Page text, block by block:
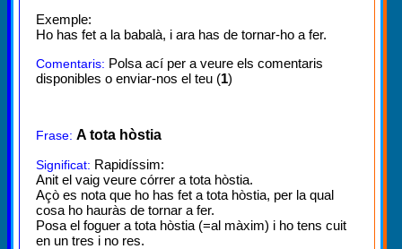
Exemple:
Ho has fet a la babalà, i ara has de tornar-ho a fer.
Comentaris: Polsa ací per a veure els comentaris
disponibles o enviar-nos el teu (1)
Frase: A tota hòstia
Significat: Rapidíssim:
Anit el vaig veure córrer a tota hòstia.
Açò es nota que ho has fet a tota hòstia, per la qual
cosa ho hauràs de tornar a fer.
Posa el foguer a tota hòstia (=al màxim) i ho tens cuit
en un tres i no res.